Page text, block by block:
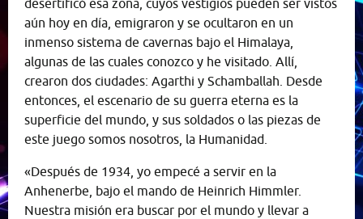
desertificó esa zona, cuyos vestigios pueden ser vistos
aún hoy en día, emigraron y se ocultaron en un
inmenso sistema de cavernas bajo el Himalaya,
algunas de las cuales conozco y he visitado. Allí,
crearon dos ciudades: Agarthi y Schamballah. Desde
entonces, el escenario de su guerra eterna es la
superficie del mundo, y sus soldados o las piezas de
este juego somos nosotros, la Humanidad.
«Después de 1934, yo empecé a servir en la
Anhenerbe, bajo el mando de Heinrich Himmler.
Nuestra misión era buscar por el mundo y llevar a